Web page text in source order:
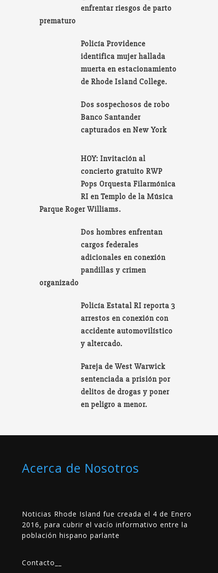
enfrentar riesgos de parto
prematuro
Policía Providence
identifica mujer hallada
muerta en estacionamiento
de Rhode Island College.
Dos sospechosos de robo
Banco Santander
capturados en New York
HOY: Invitación al
concierto gratuito RWP
Pops Orquesta Filarmónica
RI en Templo de la Música
Parque Roger Williams.
Dos hombres enfrentan
cargos federales
adicionales en conexión
pandillas y crimen
organizado
Policía Estatal RI reporta 3
arrestos en conexión con
accidente automovilístico
y altercado.
Pareja de West Warwick
sentenciada a prisión por
delitos de drogas y poner
en peligro a menor.
Acerca de Nosotros
Noticias Rhode Island fue creada el 4 de Enero
2016, para cubrir el vacío informativo entre la
población hispano parlante
Contacto